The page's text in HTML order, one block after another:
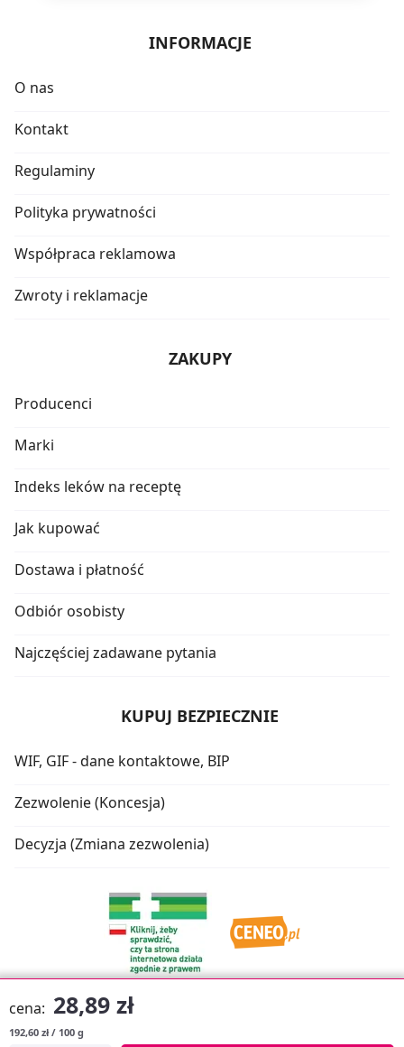
cena: 28,89 zł
192,60 zł / 100 g
INFORMACJE
O nas
Kontakt
Regulaminy
Polityka prywatności
Współpraca reklamowa
Zwroty i reklamacje
ZAKUPY
Producenci
Marki
Indeks leków na receptę
Jak kupować
Dostawa i płatność
Odbiór osobisty
Najczęściej zadawane pytania
KUPUJ BEZPIECZNIE
WIF, GIF - dane kontaktowe, BIP
Zezwolenie (Koncesja)
Decyzja (Zmiana zezwolenia)